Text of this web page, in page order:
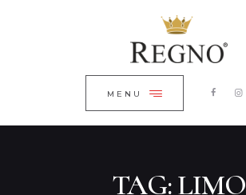
MENU
TAG: LIMO
ПРО КОМПАНІЮ
UKRAINIAN